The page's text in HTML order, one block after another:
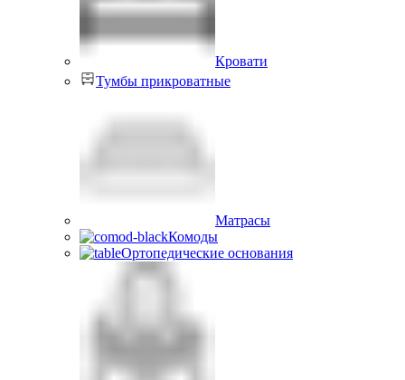
Кровати
Тумбы прикроватные
Матрасы
Комоды
Ортопедические основания